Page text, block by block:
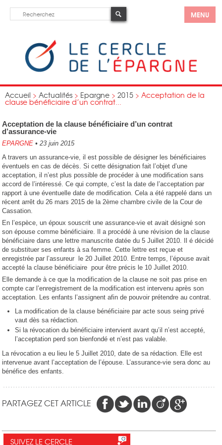
MENU
Accueil > Actualités > Epargne > 2015 > Acceptation de la
clause bénéficiaire d’un contrat...
Acceptation de la clause bénéficiaire d’un contrat
d’assurance-vie
EPARGNE • 23 juin 2015
A travers un assurance-vie, il est possible de désigner les bénéficiaires
éventuels en cas de décès. Si cette désignation fait l’objet d’une
acceptation, il n’est plus possible de procéder à une modification sans
accord de l’intéressé. Ce qui compte, c’est la date de l’acceptation par
rapport à une éventuelle date de modification. Cela a été rappelé dans un
récent arrêt du 26 mars 2015 de la 2ème chambre civile de la Cour de
Cassation.
En l’espèce, un époux souscrit une assurance-vie et avait désigné son
son épouse comme bénéficiaire. Il a procédé à une révision de la clause
bénéficiaire dans une lettre manuscrite datée du 5 Juillet 2010. Il é décidé
de substituer ses enfants à sa femme. Cette lettre est reçue et
enregistrée par l’assureur le 20 Juillet 2010. Entre temps, l’épouse avait
accepté la clause bénéficiaire pour être précis le 10 Juillet 2010.
Elle demande à ce que la modification de la clause ne soit pas prise en
compte car l’enregistrement de la modification est intervenu après son
acceptation. Les enfants l’assignent afin de pouvoir prétendre au contrat.
La modification de la clause bénéficiaire par acte sous seing privé
vaut dès sa rédaction.
Si la révocation du bénéficiaire intervient avant qu’il n’est accepté,
l’acceptation perd son bienfondé et n’est pas valable.
La révocation a eu lieu le 5 Juillet 2010, date de sa rédaction. Elle est
intervenue avant l’acceptation de l’épouse. L’assurance-vie sera donc au
bénéfice des enfants.
PARTAGEZ CET ARTICLE
SUIVEZ LE CERCLE